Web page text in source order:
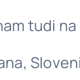
tudi na